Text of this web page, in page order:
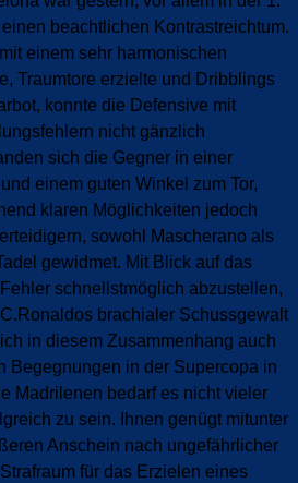
beachtlichen Kontrastreichtum.
einem sehr harmonischen
Traumtore erzielte und Dribblings
konnte die Defensive mit
nicht gänzlich
sich die Gegner in einer
einem guten Winkel zum Tor,
klaren Möglichkeiten jedoch
sowohl Mascherano als
gewidmet. Mit Blick auf das
schnellstmöglich abzustellen,
brachialer Schussgewalt
in diesem Zusammenhang auch
Begegnungen in der Supercopa in
Madrilenen bedarf es nicht vieler
zu sein. Ihnen genügt mitunter
Anschein nach ungefährlicher
für das Erzielen eines